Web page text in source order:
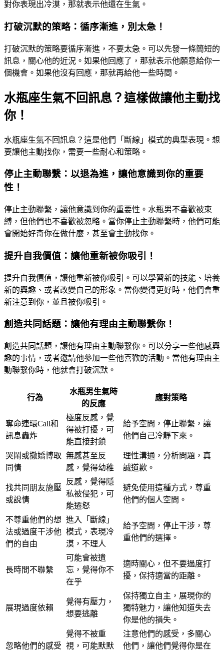
對你表現出冷漠，那就表示他還在生氣。
打破沉默的策略：循序漸進，別太急！
打破沉默的策略要循序漸進，不要太急。可以先發一條簡短的
訊息，關心他的近況。如果他回應了，那就表示他願意給你一
個機會。如果他沒有回應，那就再給他一些時間。
水瓶座生氣不回訊息？這樣做讓他主動找
你！
水瓶座生氣不回訊息？這是他們「斷線」模式的典型表現。想
要讓他主動找你，需要一些耐心和策略。
停止主動聯繫：以退為進，讓他意識到你的重要
性！
停止主動聯繫，讓他意識到你的重要性。水瓶男不喜歡被束
縛，但他們也不喜歡被忽略。當你停止主動聯繫時，他們可能
會開始好奇你在做什麼，甚至會主動找你。
提升自我價值：讓他重新被你吸引！
提升自我價值，讓他重新被你吸引。可以學習新的技能、培養
新的興趣、或者改變自己的形象。當你變得更好時，他們會重
新注意到你，並且被你吸引。
創造共同話題：讓他有理由主動聯繫你！
創造共同話題，讓他有理由主動聯繫你。可以分享一些他感興
趣的事情，或者邀請他參加一些他喜歡的活動。當他有理由主
動聯繫你時，他就會打破沉默。
行為
水瓶男生氣時
的反應
應對策略
奪命連環Call和
訊息轟炸
極度反感，覺
得被打擾，可
能直接封鎖
給予空間，停止聯繫，讓
他們自己冷靜下來。
哭鬧或撒嬌博取
同情
無感甚至反
感，覺得幼稚
理性溝通，分析問題，真
誠道歉。
找共同朋友施壓
或說情
反感，覺得隱
私被侵犯，可
能遷怒
避免使用這種方式，尊重
他們的個人空間。
不尊重他們的想
法或過度干涉他
們的自由
進入「斷線」
模式，表現冷
漠，不理人
給予空間，停止干涉，尊
重他們的選擇。
長時間不聯繫
可能會被遺
忘，覺得你不
在乎
適時關心，但不要過度打
擾，保持適當的距離。
展現過度依賴
覺得有壓力，
想要逃離
保持獨立自主，展現你的
獨特魅力，讓他知道失去
你是他的損失。
忽略他們的感受
覺得不被重
視，可能默默
注意他們的感受，多關心
他們，讓他們覺得你是在